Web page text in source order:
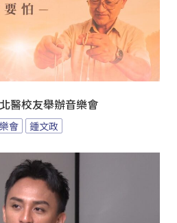
醫校友舉辦音樂會
會 鍾文政